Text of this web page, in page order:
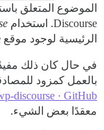
الموضوع المتعلق
Discourse. استخدام
الرئيسية لوجود موقع Discourse.
بالعمل كمزود
discourse · GitHub
معقدًا بعض الشيء.